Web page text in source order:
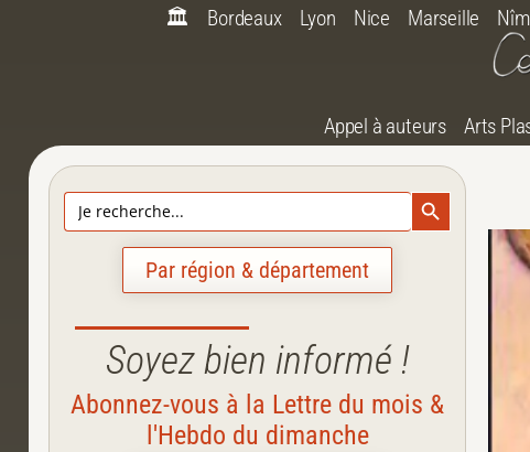
🏛️ Bordeaux Lyon Nice Marseille
Appel à auteurs Arts
Search
for:
Search Button
Par région & département
Soyez bien informé !
Abonnez-vous à la Lettre du mois &
l'Hebdo du dimanche